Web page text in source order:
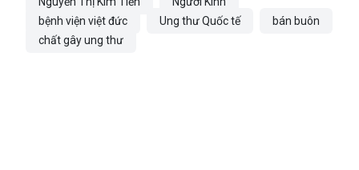
tổng cục thống kê